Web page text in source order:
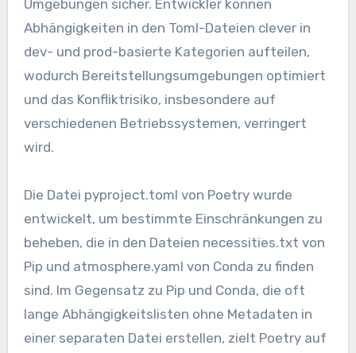
Umgebungen sicher. Entwickler können
Abhängigkeiten in den Toml-Dateien clever in
dev- und prod-basierte Kategorien aufteilen,
wodurch Bereitstellungsumgebungen optimiert
und das Konfliktrisiko, insbesondere auf
verschiedenen Betriebssystemen, verringert
wird.
Die Datei pyproject.toml von Poetry wurde
entwickelt, um bestimmte Einschränkungen zu
beheben, die in den Dateien necessities.txt von
Pip und atmosphere.yaml von Conda zu finden
sind. Im Gegensatz zu Pip und Conda, die oft
lange Abhängigkeitslisten ohne Metadaten in
einer separaten Datei erstellen, zielt Poetry auf